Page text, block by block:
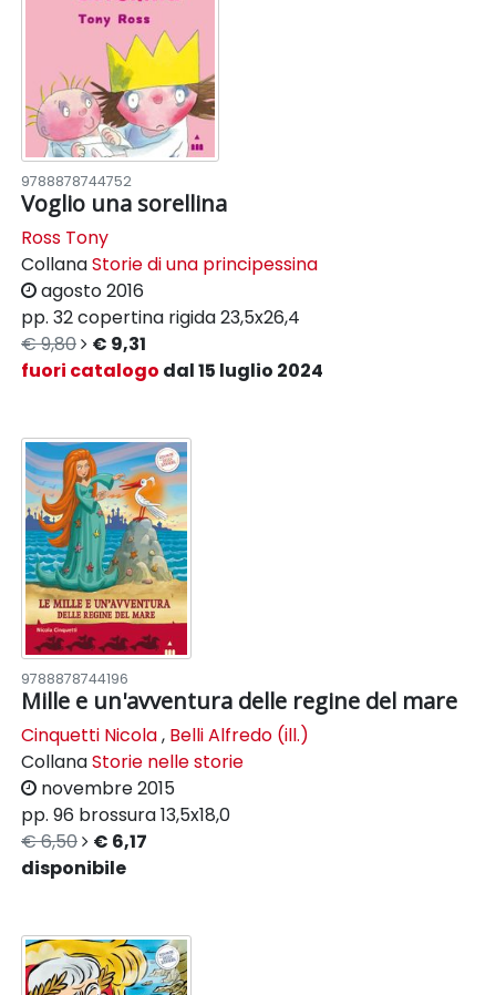
9788878744752
Voglio una sorellina
Ross Tony
CollanaStorie di una principessina
agosto 2016
pp. 32copertina rigida23,5x26,4
€ 9,80
€ 9,31
fuori catalogo dal 15 luglio 2024
9788878744196
Mille e un'avventura delle regine del mare
Cinquetti Nicola, Belli Alfredo (ill.)
CollanaStorie nelle storie
novembre 2015
pp. 96 brossura13,5x18,0
€ 6,50
€ 6,17
disponibile